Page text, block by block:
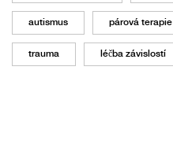
autismus párová terapie
trauma léčba závislostí